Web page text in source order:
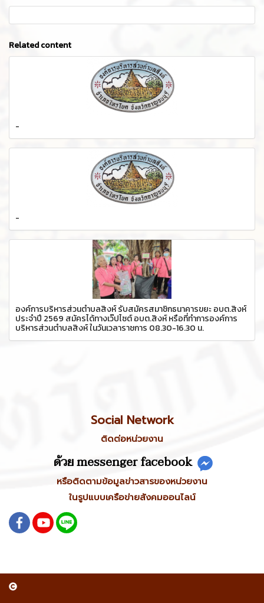
Related content
-
-
องค์การบริหารส่วนตำบลสิงห์ รับสมัครสมาชิกธนาคารขยะ อบต.สิงห์
ประจำปี 2569 สมัครได้ทางเว๊ปไซต์ อบต.สิงห์ หรือที่ทำการองค์การ
บริหารส่วนตำบลสิงห์ ในวันเวลาราชการ 08.30-16.30 น.
Social Network
ติดต่อหน่วยงาน
ด้วย messenger facebook
หรือติดตามข้อมูลข่าวสารของหน่วยงาน
ในรูปแบบเครือข่ายสังคมออนไลน์